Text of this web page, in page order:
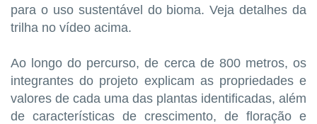
para o uso sustentável do bioma. Veja detalhes da
trilha no vídeo acima.
Ao longo do percurso, de cerca de 800 metros, os
integrantes do projeto explicam as propriedades e
valores de cada uma das plantas identificadas, além
de características de crescimento, de floração e